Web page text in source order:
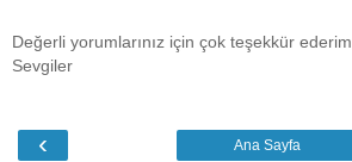
Değerli yorumlarınız için çok teşekkür ederim.
Sevgiler
‹ Ana Sayfa